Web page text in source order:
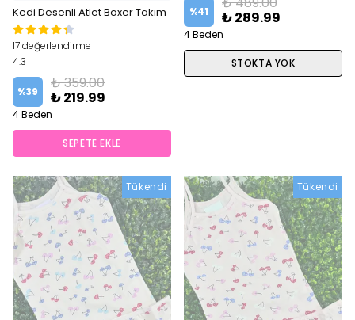
Kedi Desenli Atlet Boxer Takım
17 değerlendirme
4.3
%39
₺ 359.00
₺ 219.99
4 Beden
SEPETE EKLE
%41
₺ 289.99
4 Beden
STOKTA YOK
Tükendi Tükendi
Tükendi